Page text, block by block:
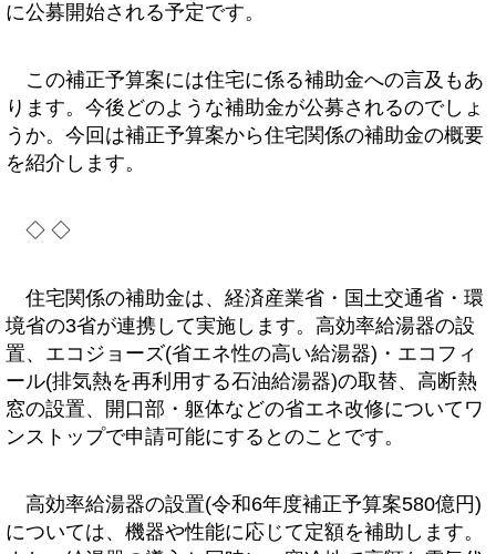
に公募開始される予定です。
この補正予算案には住宅に係る補助金への言及もあ
ります。今後どのような補助金が公募されるのでしょ
うか。今回は補正予算案から住宅関係の補助金の概要
を紹介します。
◇ ◇
住宅関係の補助金は、経済産業省・国土交通省・環
境省の3省が連携して実施します。高効率給湯器の設
置、エコジョーズ(省エネ性の高い給湯器)・エコフィ
ール(排気熱を再利用する石油給湯器)の取替、高断熱
窓の設置、開口部・躯体などの省エネ改修についてワ
ンストップで申請可能にするとのことです。
高効率給湯器の設置(令和6年度補正予算案580億円)
については、機器や性能に応じて定額を補助します。